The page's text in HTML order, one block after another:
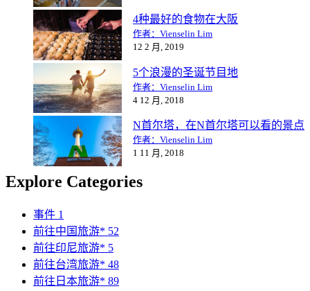
4种最好的食物在大阪
作者：Vienselin Lim
12 2 月, 2019
5个浪漫的圣诞节目地
作者：Vienselin Lim
4 12 月, 2018
N首尔塔，在N首尔塔可以看的景点
作者：Vienselin Lim
1 11 月, 2018
Explore Categories
事件 1
前往中国旅游* 52
前往印尼旅游* 5
前往台湾旅游* 48
前往日本旅游* 89